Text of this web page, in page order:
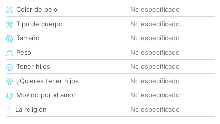
Color de pelo
No especificado
Tipo de cuerpo
No especificado
Tamaño
No especificado
Peso
No especificado
Tener hijos
No especificado
¿Quieres tener hijos
No especificado
Movido por el amor
No especificado
La religión
No especificado